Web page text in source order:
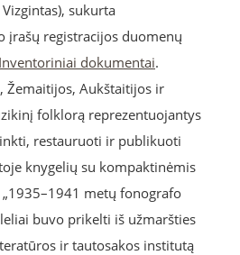
sukurta
įrašų registracijos duomenų
Inventoriniai dokumentai.
Žemaitijos, Aukštaitijos ir
folklorą reprezentuojantys
restauruoti ir publikuoti
knygelių su kompaktinėmis
metų fonografo
buvo prikelti iš užmaršties
ir tautosakos institutą